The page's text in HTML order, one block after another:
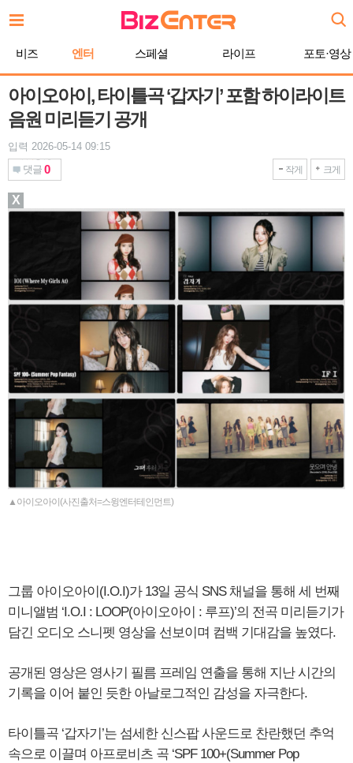
문
비즈 엔터 스페셜 라이프 포토·영상
아이오아이, 타이틀곡 ‘갑자기’ 포함 하이라이트
음원 미리듣기 공개
입력 2026-05-14 09:15
댓글 0 작게 크게
▲아이오아이(사진출처=스윙엔터테인먼트)
그룹 아이오아이(I.O.I)가 13일 공식 SNS 채널을 통해 세 번째
미니앨범 ‘I.O.I : LOOP(아이오아이 : 루프)’의 전곡 미리듣기가
담긴 오디오 스니펫 영상을 선보이며 컴백 기대감을 높였다.
공개된 영상은 영사기 필름 프레임 연출을 통해 지난 시간의
기록을 이어 붙인 듯한 아날로그적인 감성을 자극한다.
타이틀곡 ‘갑자기’는 섬세한 신스팝 사운드로 찬란했던 추억
속으로 이끌며 아프로비츠 곡 ‘SPF 100+(Summer Pop
X